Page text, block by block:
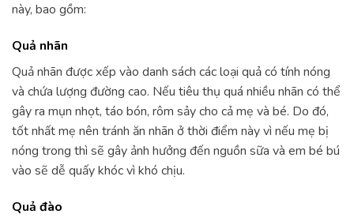
này, bao gồm:
Quả nhãn
Quả nhãn được xếp vào danh sách các loại quả có tính nóng
và chứa lượng đường cao. Nếu tiêu thụ quá nhiều nhãn có thể
gây ra mụn nhọt, táo bón, rôm sảy cho cả mẹ và bé. Do đó,
tốt nhất mẹ nên tránh ăn nhãn ở thời điểm này vì nếu mẹ bị
nóng trong thì sẽ gây ảnh hưởng đến nguồn sữa và em bé bú
vào sẽ dễ quấy khóc vì khó chịu.
Quả đào